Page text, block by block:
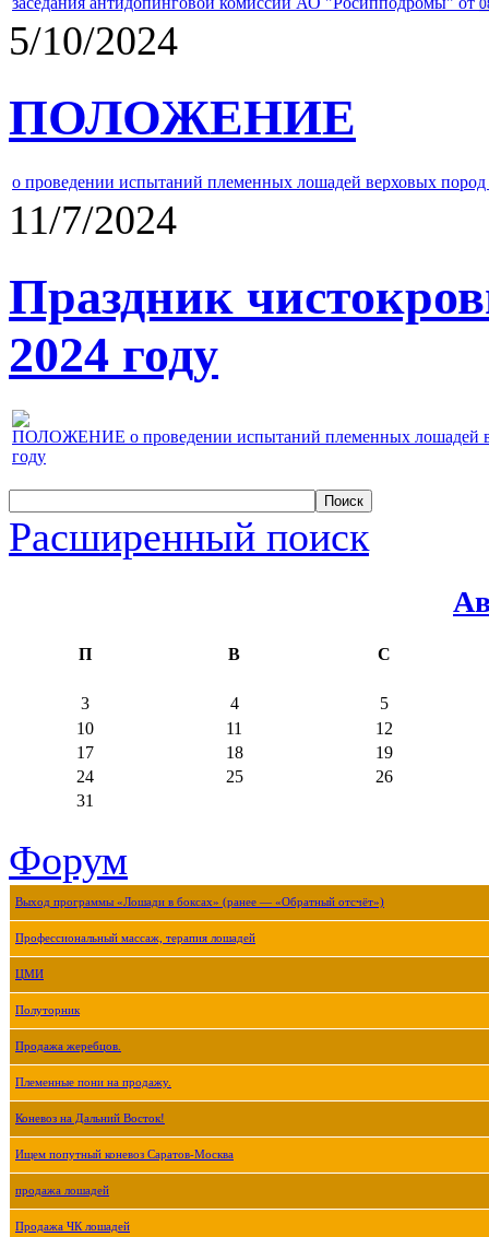
5/10/2024
ПОЛОЖЕНИЕ
о проведении испытаний племенных лошадей верховых
11/7/2024
Праздник
2024 году
ПОЛОЖЕНИЕ о проведении испытаний племенных лошадей
году
Расширенный поиск
П В С
3 4
5
10
11
12
17
18
19
24
25
26
31
Форум
Выход программы «Лошади в боксах» (ранее — «Обратный отсчёт»)
Профессиональный массаж, терапия лошадей
ЦМИ
Полуторник
Продажа жеребцов.
Племенные пони на продажу.
Коневоз на Дальний Восток!
Ищем попутный коневоз Саратов-Москва
продажа лошадей
Продажа ЧК лошадей